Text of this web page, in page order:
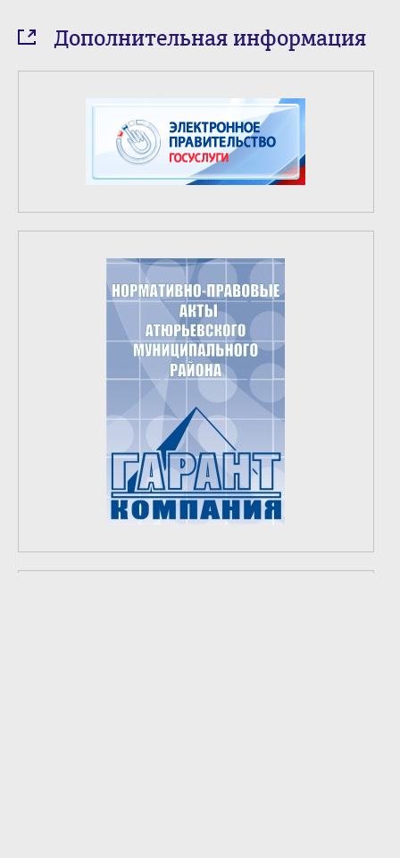
Дополнительная информация